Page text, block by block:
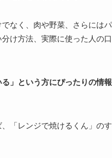
なく、肉や野菜、さらには
け方法、実際に使った人の
」という方にぴったりの情
「レンジで焼けるくん」の